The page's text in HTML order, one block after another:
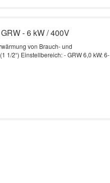
- 6 kW / 400V
von Brauch- und
1/2“) Einstellbereich: - GRW 6,0 kW: 6-